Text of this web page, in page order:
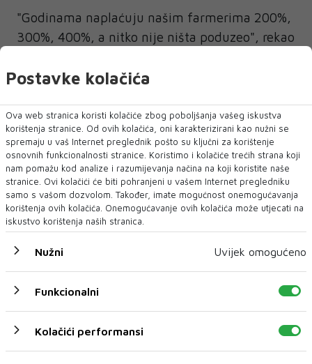
"Godinama naplaćuju našim farmerima 200%,
300%, 400%, a nitko nije ništa poduzeo", rekao
Carney se ranije jučer putem video poziva
sastao sa svojim kabinetom na temu situacije
na Bliskom istoku. Carney je izjavio da Kanada
traži najbolji dogovor za Kanađane i da će
pregovori trajati dok se to ne postigne. Dodao
je da će Dominic LeBlanc, ministar zadužen za
kanadsko-američku trgovinu, ostati u
Washingtonu s višim dužnosnicima "u potrazi
Postavke kolačića
Ova web stranica koristi kolačiće zbog poboljšanja vašeg iskustva
korištenja stranice. Od ovih kolačića, oni karakterizirani kao nužni se
spremaju u vaš Internet preglednik pošto su ključni za korištenje
osnovnih funkcionalnosti stranice. Koristimo i kolačiće trećih strana koji
nam pomažu kod analize i razumijevanja načina na koji koristite naše
stranice. Ovi kolačići će biti pohranjeni u vašem Internet pregledniku
samo s vašom dozvolom. Također, imate mogućnost onemogućavanja
korištenja ovih kolačića. Onemogućavanje ovih kolačića može utjecati na
iskustvo korištenja naših stranica.
Nužni Uvijek omogućeno
Funkcionalni
Kolačići performansi